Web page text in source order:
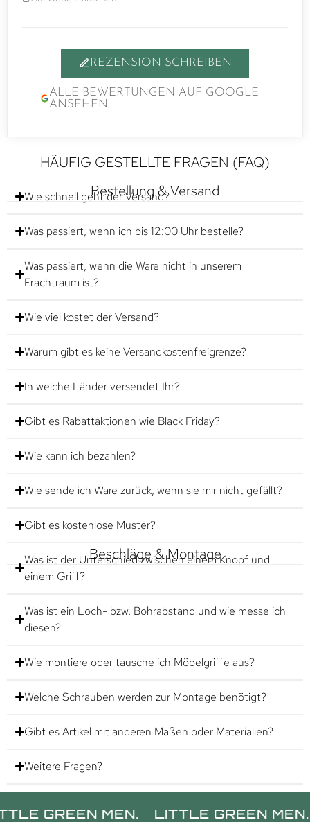
REZENSION SCHREIBEN
ALLE BEWERTUNGEN AUF GOOGLE
ANSEHEN
HÄUFIG GESTELLTE FRAGEN (FAQ)
Bestellung & Versand
Wie schnell geht der Versand?
Was passiert, wenn ich bis 12:00 Uhr bestelle?
Was passiert, wenn die Ware nicht in unserem
Frachtraum ist?
Wie viel kostet der Versand?
Warum gibt es keine Versandkostenfreigrenze?
In welche Länder versendet Ihr?
Gibt es Rabattaktionen wie Black Friday?
Wie kann ich bezahlen?
Wie sende ich Ware zurück, wenn sie mir nicht gefällt?
Gibt es kostenlose Muster?
Beschläge & Montage
Was ist der Unterschied zwischen einem Knopf und
einem Griff?
Was ist ein Loch- bzw. Bohrabstand und wie messe ich
diesen?
Wie montiere oder tausche ich Möbelgriffe aus?
Welche Schrauben werden zur Montage benötigt?
Gibt es Artikel mit anderen Maßen oder Materialien?
Weitere Fragen?
MEN. LITTLE GREEN MEN.